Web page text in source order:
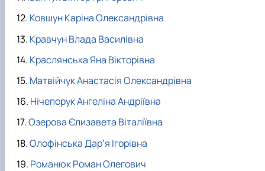
Ковшун Каріна Олександрівна
Кравчун Влада Василівна
Краслянська Яна Вікторівна
Матвійчук Анастасія Олександрівна
Нічепорук Ангеліна Андріївна
Озерова Єлизавета Віталіївна
Олофінська Дарʼя Ігорівна
Романюк Роман Олегович